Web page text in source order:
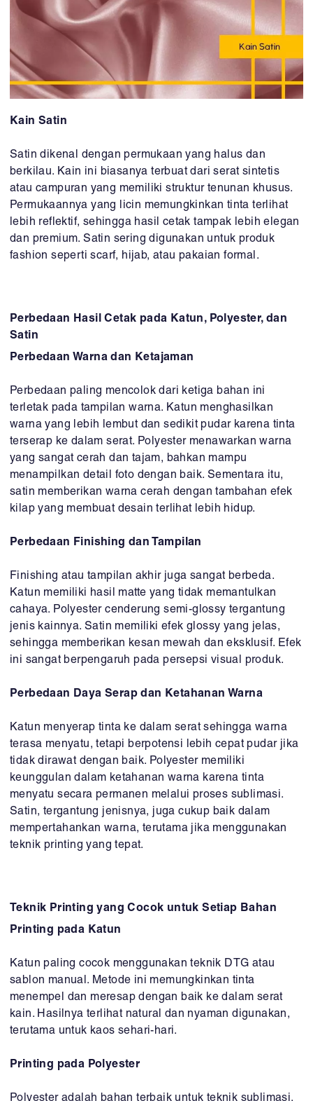
Kain Satin
Satin dikenal dengan permukaan yang halus dan
berkilau. Kain ini biasanya terbuat dari serat sintetis
atau campuran yang memiliki struktur tenunan khusus.
Permukaannya yang licin memungkinkan tinta terlihat
lebih reflektif, sehingga hasil cetak tampak lebih elegan
dan premium. Satin sering digunakan untuk produk
fashion seperti scarf, hijab, atau pakaian formal.
Perbedaan Hasil Cetak pada Katun, Polyester, dan
Satin
Perbedaan Warna dan Ketajaman
Perbedaan paling mencolok dari ketiga bahan ini
terletak pada tampilan warna. Katun menghasilkan
warna yang lebih lembut dan sedikit pudar karena tinta
terserap ke dalam serat. Polyester menawarkan warna
yang sangat cerah dan tajam, bahkan mampu
menampilkan detail foto dengan baik. Sementara itu,
satin memberikan warna cerah dengan tambahan efek
kilap yang membuat desain terlihat lebih hidup.
Perbedaan Finishing dan Tampilan
Finishing atau tampilan akhir juga sangat berbeda.
Katun memiliki hasil matte yang tidak memantulkan
cahaya. Polyester cenderung semi-glossy tergantung
jenis kainnya. Satin memiliki efek glossy yang jelas,
sehingga memberikan kesan mewah dan eksklusif. Efek
ini sangat berpengaruh pada persepsi visual produk.
Perbedaan Daya Serap dan Ketahanan Warna
Katun menyerap tinta ke dalam serat sehingga warna
terasa menyatu, tetapi berpotensi lebih cepat pudar jika
tidak dirawat dengan baik. Polyester memiliki
keunggulan dalam ketahanan warna karena tinta
menyatu secara permanen melalui proses sublimasi.
Satin, tergantung jenisnya, juga cukup baik dalam
mempertahankan warna, terutama jika menggunakan
teknik printing yang tepat.
Teknik Printing yang Cocok untuk Setiap Bahan
Printing pada Katun
Katun paling cocok menggunakan teknik DTG atau
sablon manual. Metode ini memungkinkan tinta
menempel dan meresap dengan baik ke dalam serat
kain. Hasilnya terlihat natural dan nyaman digunakan,
terutama untuk kaos sehari-hari.
Printing pada Polyester